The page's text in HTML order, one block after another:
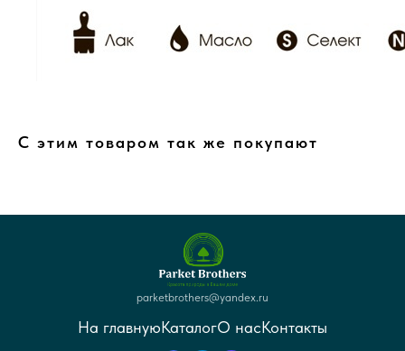
С этим товаром так же покупают
parketbrothers@yandex.ru
На главнуюКаталогО насКонтакты